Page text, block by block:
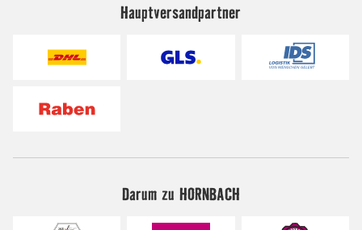
Hauptversandpartner
Darum zu HORNBACH